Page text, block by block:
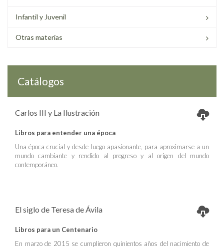
Infantil y Juvenil
Otras materias
Catálogos
Carlos III y La Ilustración
Libros para entender una época
Una época crucial y desde luego apasionante, para aproximarse a un
mundo cambiante y rendido al progreso y al origen del mundo
contemporáneo.
El siglo de Teresa de Ávila
Libros para un Centenario
En marzo de 2015 se cumplieron quinientos años del nacimiento de